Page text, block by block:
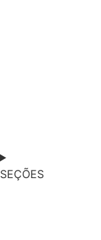
SEÇÕES